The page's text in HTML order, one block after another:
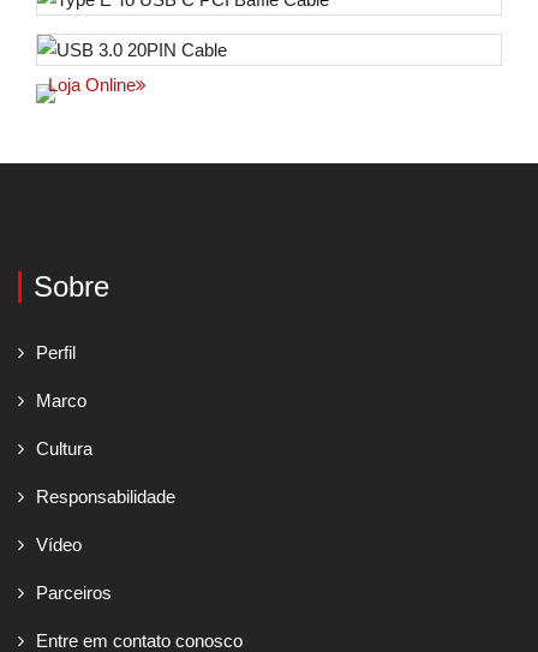
Loja Online
Sobre
Perfil
Marco
Cultura
Responsabilidade
Vídeo
Parceiros
Entre em contato conosco